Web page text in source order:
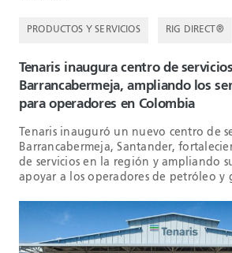
PRODUCTOS Y SERVICIOS RIG DIRECT®
Tenaris inaugura centro de
Barrancabermeja, ampliando los
para operadores en Colombia
Tenaris inauguró un nuevo centro de
Barrancabermeja, Santander,
de servicios en la región y ampliando
apoyar a los operadores de petróleo y